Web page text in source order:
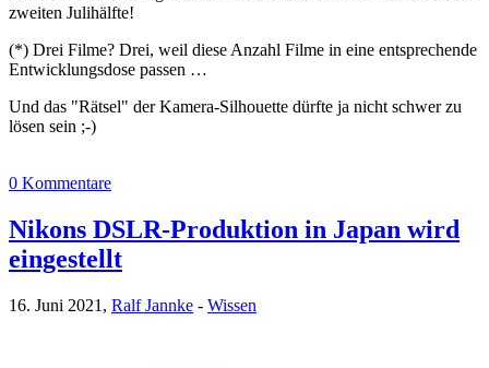
zweiten Julihälfte!
(*) Drei Filme? Drei, weil diese Anzahl Filme in eine entsprechende
Entwicklungsdose passen …
Und das "Rätsel" der Kamera-Silhouette dürfte ja nicht schwer zu
lösen sein ;-)
0 Kommentare
Nikons DSLR-Produktion in Japan wird
eingestellt
16. Juni 2021, Ralf Jannke - Wissen